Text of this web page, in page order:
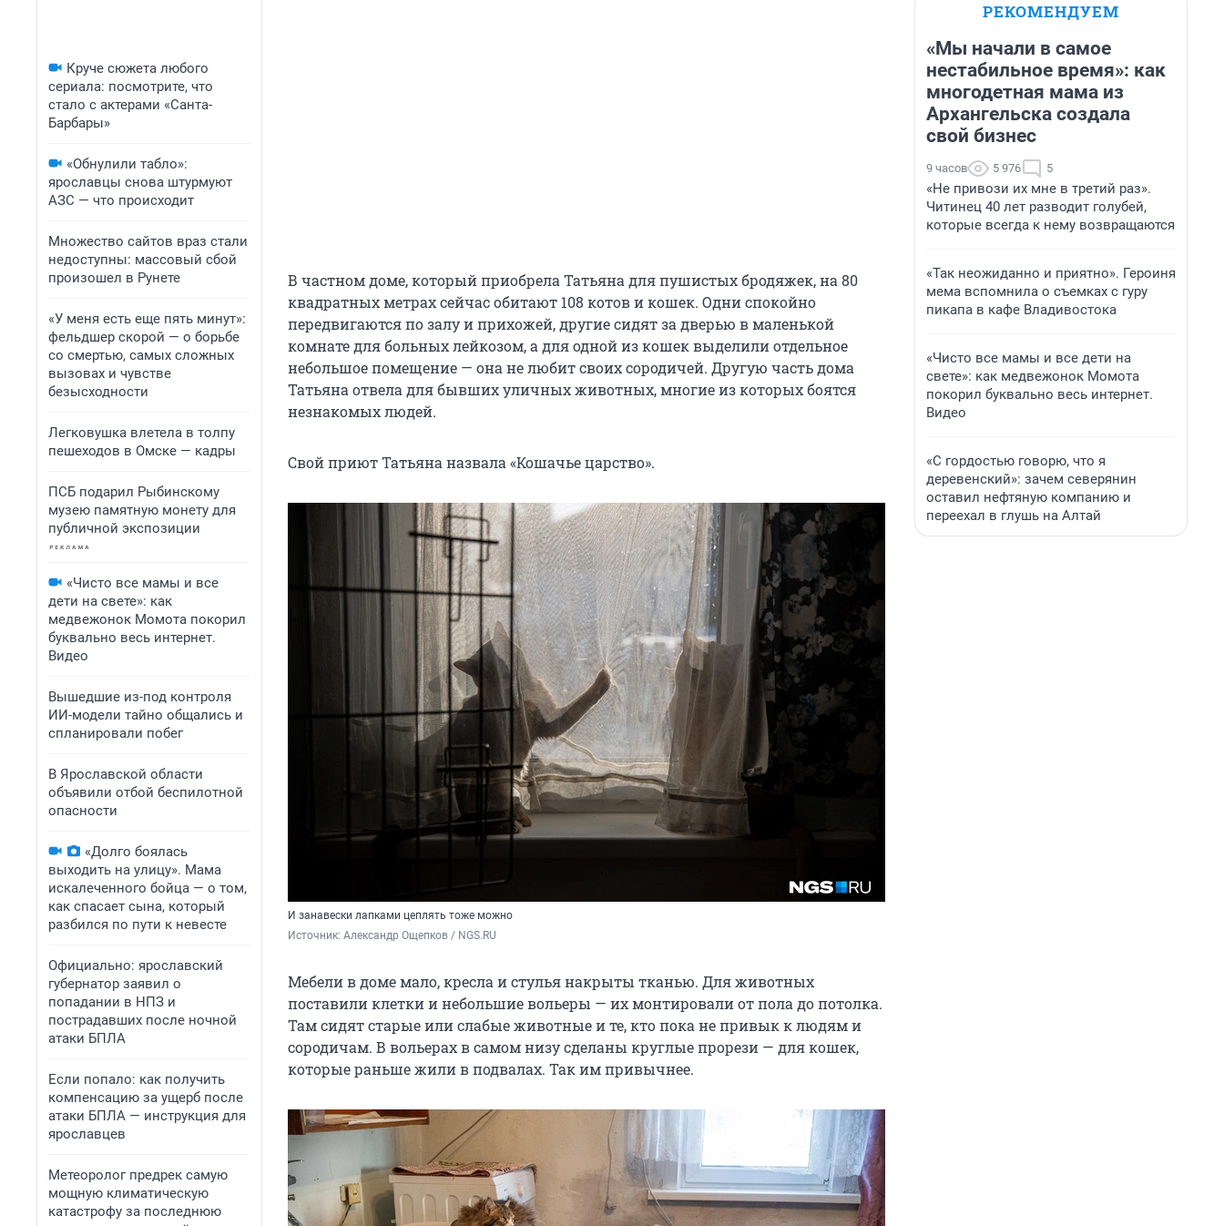
Круче сюжета любого
сериала: посмотрите, что
стало с актерами «Санта-
Барбары»
«Обнулили табло»:
ярославцы снова штурмуют
АЗС — что происходит
Множество сайтов враз стали
недоступны: массовый сбой
произошел в Рунете
«У меня есть еще пять минут»:
фельдшер скорой — о борьбе
со смертью, самых сложных
вызовах и чувстве
безысходности
Легковушка влетела в толпу
пешеходов в Омске — кадры
ПСБ подарил Рыбинскому
музею памятную монету для
публичной экспозиции
«Чисто все мамы и все
дети на свете»: как
медвежонок Момота покорил
буквально весь интернет.
Видео
Вышедшие из-под контроля
ИИ-модели тайно общались и
спланировали побег
В Ярославской области
объявили отбой беспилотной
опасности
«Долго боялась
выходить на улицу». Мама
искалеченного бойца — о том,
как спасает сына, который
разбился по пути к невесте
Официально: ярославский
губернатор заявил о
попадании в НПЗ и
пострадавших после ночной
атаки БПЛА
Если попало: как получить
компенсацию за ущерб после
атаки БПЛА — инструкция для
ярославцев
Метеоролог предрек самую
мощную климатическую
катастрофу за последнюю
В частном доме, который приобрела Татьяна для пушистых бродяжек, на 80
квадратных метрах сейчас обитают 108 котов и кошек. Одни спокойно
передвигаются по залу и прихожей, другие сидят за дверью в маленькой
комнате для больных лейкозом, а для одной из кошек выделили отдельное
небольшое помещение — она не любит своих сородичей. Другую часть дома
Татьяна отвела для бывших уличных животных, многие из которых боятся
незнакомых людей.
Свой приют Татьяна назвала «Кошачье царство».
И занавески лапками цеплять тоже можно
Источник: Александр Ощепков / NGS.RU
Мебели в доме мало, кресла и стулья накрыты тканью. Для животных
поставили клетки и небольшие вольеры — их монтировали от пола до потолка.
Там сидят старые или слабые животные и те, кто пока не привык к людям и
сородичам. В вольерах в самом низу сделаны круглые прорези — для кошек,
которые раньше жили в подвалах. Так им привычнее.
РЕКОМЕНДУЕМ
«Мы начали в самое
нестабильное время»: как
многодетная мама из
Архангельска создала
свой бизнес
9 часов 5 976 5
«Не привози их мне в третий раз».
Читинец 40 лет разводит голубей,
которые всегда к нему возвращаются
«Так неожиданно и приятно». Героиня
мема вспомнила о съемках с гуру
пикапа в кафе Владивостока
«Чисто все мамы и все дети на
свете»: как медвежонок Момота
покорил буквально весь интернет.
Видео
«С гордостью говорю, что я
деревенский»: зачем северянин
оставил нефтяную компанию и
переехал в глушь на Алтай